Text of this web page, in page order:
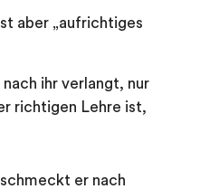
aber „aufrichtiges
ihr verlangt, nur
richtigen Lehre ist,
er nach